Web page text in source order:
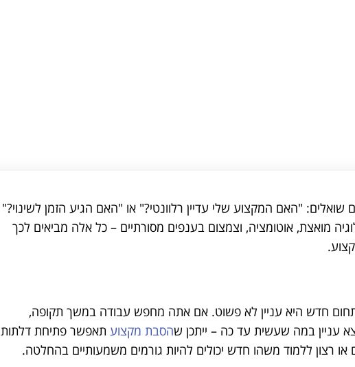
"האם המקצוע שלי עדיין רלוונטי?" או "האם הגיע הזמן לשינוי?"
מואצת, אוטומציה, וצמצום בענפים מסורתיים – כל אלה מביאים לכך
חדש היא עניין לא פשוט. אם אתה מחפש עבודה במשך תקופה,
עניין במה שעשית עד כה – ייתכן שהסבת מקצועתאפשר פתיחת דלתות
רצון ללמוד משהו חדש יכולים להיות גורמים משמעותיים בהחלטה.